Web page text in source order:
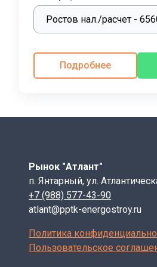
конструкций,
Правильный подбор
характеристик перемычки
Маркировка
конструктивные
17 – длина, величина
5 – расчетная нагрузка
Дополнительно могут быть
"П" – наличие строповочных
"А" – анкерные выпуски, для
"С" - сейсмоустойчивые
Подробнее
Рынок "Атлант"
п. Янтарный, ул.
+7 (988) 577-43-90
atlant@pptk-energostroy.ru
Политика
Пользовательское